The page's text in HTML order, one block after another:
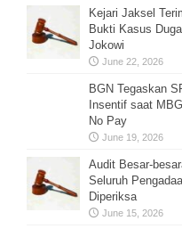
Kejari Jaksel
Bukti Kasus
Jokowi
June 22, 2026
BGN Tegaskan
Insentif saat
No Pay
June 19, 2026
Audit Besar-
Seluruh
Diperiksa
June 15, 2026